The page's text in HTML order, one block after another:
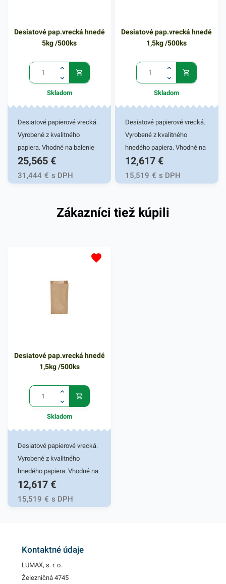
podobné produkty, ktoré vás
Desiatové pap.vrecká hnedé
5kg /500ks
Skladom
Desiatové papierové vrecká.
Vyrobené z kvalitného
papiera. Vhodné na balenie
desiat a pokrmov určených
na rýchly konzum. Balenie do
klasických papierových
čerstvosti a vône. Rozmer
25,565 €
31,444 € s DPH
Desiatové pap.vrecká hnedé
1,5kg /500ks
Skladom
Desiatové papierové vrecká.
Vyrobené z kvalitného
hnedého papiera. Vhodné na
balenie desiat a pokrmov
určených na rýchly konzum.
Balenie do klasických
uchovanie čerstvosti a vône.
12,617 €
15,519 € s DPH
Zákazníci tiež kúpili
Desiatové pap.vrecká hnedé
1,5kg /500ks
Skladom
Desiatové papierové vrecká.
Vyrobené z kvalitného
hnedého papiera. Vhodné na
balenie desiat a pokrmov
určených na rýchly konzum.
Balenie do klasických
Nosnosť 1,5 kg
12,617 €
15,519 € s DPH
Kontaktné údaje
LUMAX, s. r. o.
Železničná 4745